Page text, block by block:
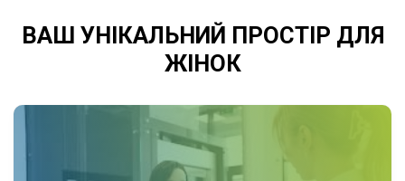
ВАШ УНІКАЛЬНИЙ ПРОСТІР ДЛЯ
ЖІНОК